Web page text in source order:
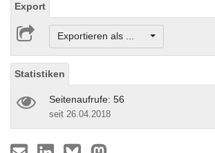
Export
Exportieren als ...
Statistiken
Seitenaufrufe: 56
seit 26.04.2018